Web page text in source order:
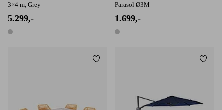
3×4 m, Grey
5.299,-
1 farve
Parasol Ø3M
1.699,-
1 farve
Tilføj til favoritter